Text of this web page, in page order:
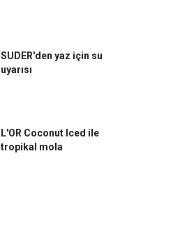
SUDER'den yaz için su
uyarısı
L'OR Coconut Iced ile
tropikal mola